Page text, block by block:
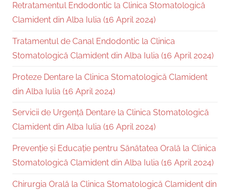
Retratamentul Endodontic la Clinica Stomatologică
Clamident din Alba Iulia (16 April 2024)
Tratamentul de Canal Endodontic la Clinica
Stomatologică Clamident din Alba Iulia (16 April 2024)
Proteze Dentare la Clinica Stomatologică Clamident
din Alba Iulia (16 April 2024)
Servicii de Urgență Dentare la Clinica Stomatologică
Clamident din Alba Iulia (16 April 2024)
Prevenție și Educație pentru Sănătatea Orală la Clinica
Stomatologică Clamident din Alba Iulia (16 April 2024)
Chirurgia Orală la Clinica Stomatologică Clamident din